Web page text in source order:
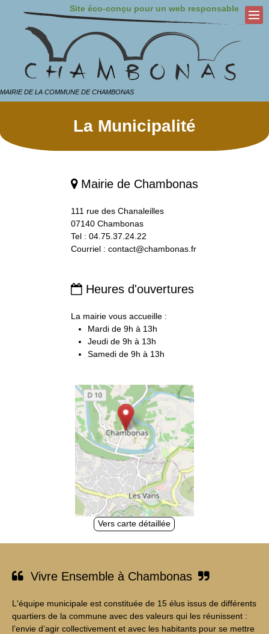
MAIRIE DE LA COMMUNE DE CHAMBONAS
Site éco-conçu pour un web responsable
La Municipalité
 Mairie de Chambonas
111 rue des Chanaleilles
07140 Chambonas
Tel : 04.75.37.24.22
Courriel : contact@chambonas.fr
 Heures d'ouvertures
La mairie vous accueille :
Mardi de 9h à 13h
Jeudi de 9h à 13h
Samedi de 9h à 13h
Vers carte détaillée
 Vivre Ensemble à Chambonas 
L'équipe municipale est constituée de 15 élus issus de différents
quartiers de la commune avec des valeurs qui les réunissent :
l’envie d’agir collectivement et avec les habitants pour se mettre